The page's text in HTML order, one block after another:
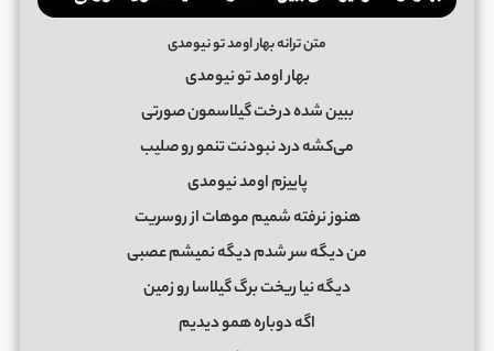
متن ترانه بهار اومد تو نیومدی
بهار اومد تو نیومدی
ببین شده درخت گیلاسمون صورتی
می‌کشه درد نبودنت تنمو رو صلیب
پاییزم اومد نیومدی
هنوز نرفته شمیم موهات از روسریت
من دیگه سر شدم دیگه نمیشم عصبی
دیگه نیا ریخت برگ گیلاسا رو زمین
اگه دوباره همو دیدیم